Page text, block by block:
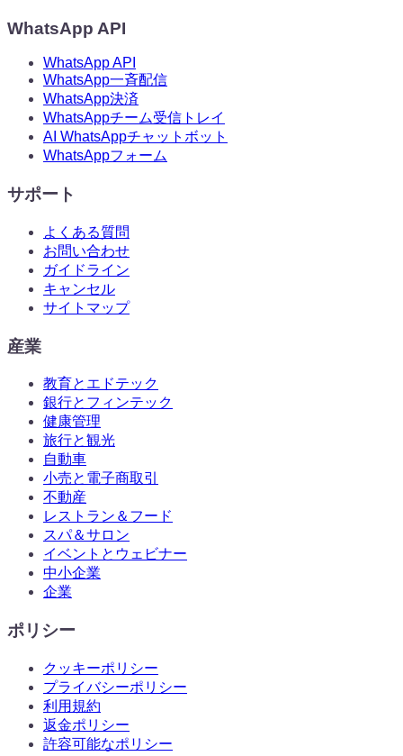
WhatsApp API
WhatsApp API
WhatsApp一斉配信
WhatsApp決済
WhatsAppチーム受信トレイ
AI WhatsAppチャットボット
WhatsAppフォーム
サポート
よくある質問
お問い合わせ
ガイドライン
キャンセル
サイトマップ
産業
教育とエドテック
銀行とフィンテック
健康管理
旅行と観光
自動車
小売と電子商取引
不動産
レストラン＆フード
スパ＆サロン
イベントとウェビナー
中小企業
企業
ポリシー
クッキーポリシー
プライバシーポリシー
利用規約
返金ポリシー
許容可能なポリシー